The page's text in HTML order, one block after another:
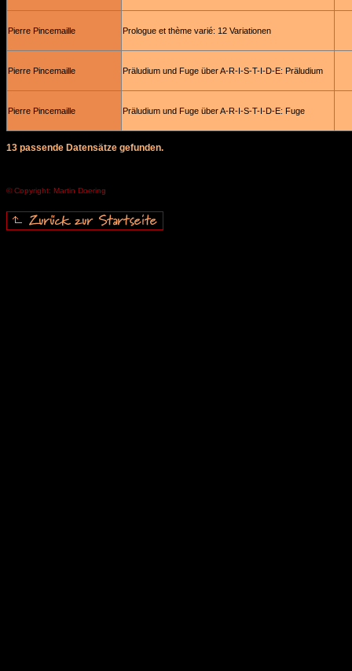
Pierre Pincemaille Prologue et thème varié: 12 Variationen
Pierre Pincemaille Präludium und Fuge über A-R-I-S-T-I-D-E: Präludium
Pierre Pincemaille Präludium und Fuge über A-R-I-S-T-I-D-E: Fuge
13 passende Datensätze gefunden.
© Copyright: Martin Doering